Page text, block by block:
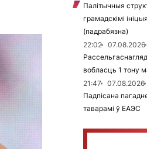
Палітычныя
грамадскімі
(падрабязна)
22:02
07.08.2026
вобласць 1 тону
21:47
07.08.2026
Падпісана
таварамі ў ЕАЭС